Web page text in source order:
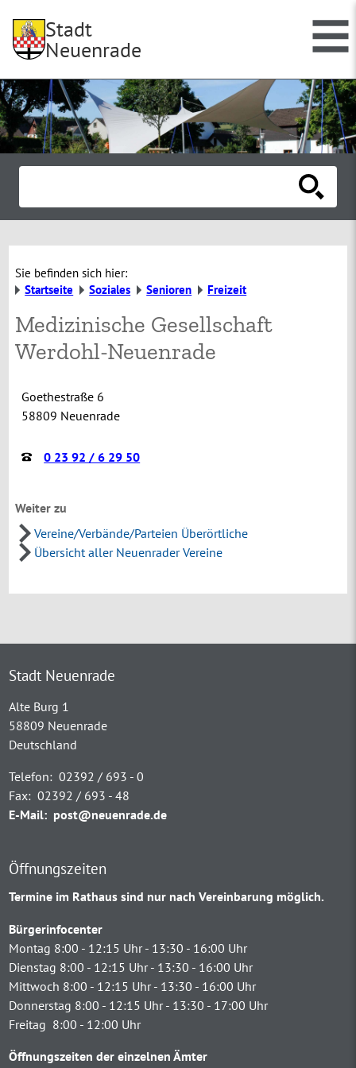
Stadt
Neuenrade
Sie befinden sich hier:
Startseite
Soziales Senioren Freizeit
Medizinische Gesellschaft
Werdohl-Neuenrade
Goethestraße 6
58809 Neuenrade
0 23 92 / 6 29 50
Weiter zu
Vereine/Verbände/Parteien Überörtliche
Übersicht aller Neuenrader Vereine
Stadt Neuenrade
Alte Burg 1
58809 Neuenrade
Deutschland
Telefon: 02392 / 693 - 0
Fax: 02392 / 693 - 48
E-Mail: post@neuenrade.de
Öffnungszeiten
Termine im Rathaus sind nur nach Vereinbarung möglich.
Bürgerinfocenter
Montag 8:00 - 12:15 Uhr - 13:30 - 16:00 Uhr
Dienstag 8:00 - 12:15 Uhr - 13:30 - 16:00 Uhr
Mittwoch 8:00 - 12:15 Uhr - 13:30 - 16:00 Uhr
Donnerstag 8:00 - 12:15 Uhr - 13:30 - 17:00 Uhr
Freitag 8:00 - 12:00 Uhr
Öffnungszeiten der einzelnen Ämter